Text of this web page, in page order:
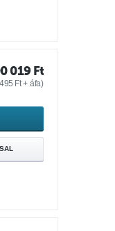
019 Ft
Ft+ áfa)